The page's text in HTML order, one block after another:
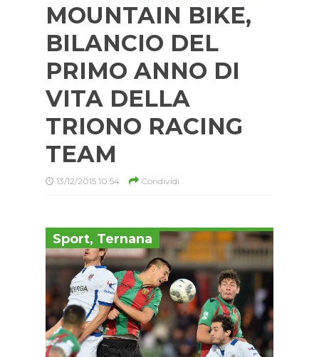
MOUNTAIN BIKE,
BILANCIO DEL
PRIMO ANNO DI
VITA DELLA
TRIONO RACING
TEAM
13/12/2015 10:54 Condividi
Sport, Ternana